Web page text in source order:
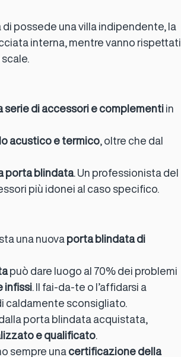
possede una villa indipendente, la
interna, mentre vanno rispettati
serie di accessori e complementi in
acustico e termico , oltre che dal
porta blindata . Un professionista del
più idonei al caso specifico.
una nuova porta blindata di
può dare luogo al 70% dei problemi
infissi . Il fai-da-te o l’affidarsi a
caldamente sconsigliato.
porta blindata acquistata,
e qualificato
sempre una certificazione della